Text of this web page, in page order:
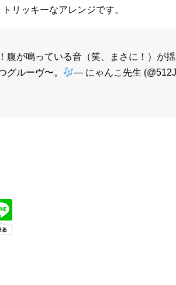
リッキーなアレンジです。
腹が鳴っている音（笑、まさに！）が
グルーヴ〜。
— にゃんこ先生